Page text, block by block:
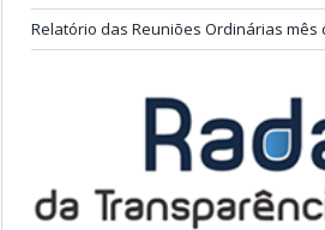
Relatório das Reuniões Ordinárias mês